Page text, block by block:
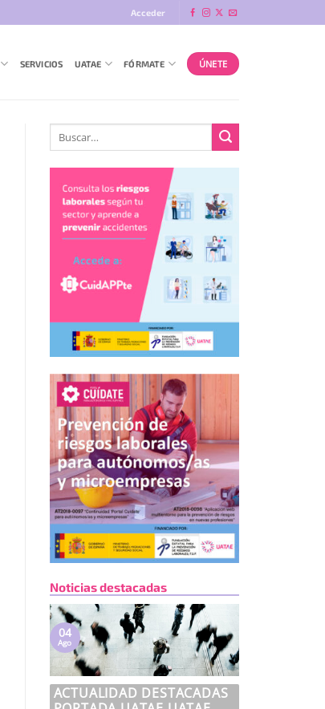
Acceder
SERVICIOS UATAE FÓRMATE ÚNETE
Noticias destacadas
ACTUALIDAD DESTACADAS
04
Ago